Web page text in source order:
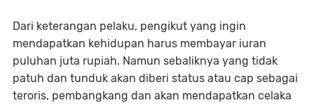
Dari keterangan pelaku, pengikut yang ingin
mendapatkan kehidupan harus membayar iuran
puluhan juta rupiah. Namun sebaliknya yang tidak
patuh dan tunduk akan diberi status atau cap sebagai
teroris, pembangkang dan akan mendapatkan celaka